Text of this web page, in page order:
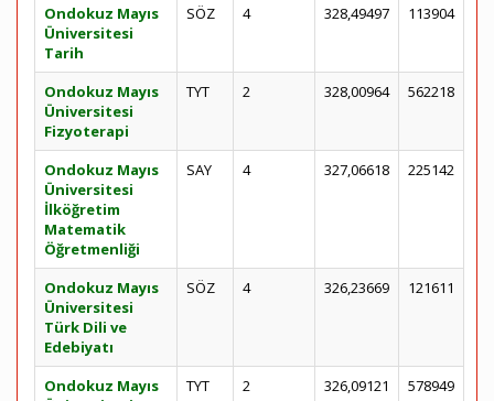
Ondokuz Mayıs
Üniversitesi
Tarih
SÖZ 4 328,49497 113904
Ondokuz Mayıs
Üniversitesi
Fizyoterapi
TYT 2 328,00964 562218
Ondokuz Mayıs
Üniversitesi
İlköğretim
Matematik
Öğretmenliği
SAY 4 327,06618 225142
Ondokuz Mayıs
Üniversitesi
Türk Dili ve
Edebiyatı
SÖZ 4 326,23669 121611
Ondokuz Mayıs
TYT 2 326,09121 578949